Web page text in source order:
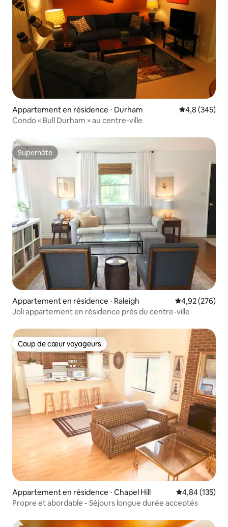
Appartement en résidence ⋅ Durham Évaluation
4,8 (345)
Condo « Bull Durham » au centre-ville
Superhôte
Superhôte
Appartement en résidence ⋅ Raleigh Évaluation
4,92 (276)
Joli appartement en résidence près du centre-ville
Coup de cœur voyageurs
Coup de cœur voyageurs
Appartement en résidence ⋅ Chapel Hill Évaluation
4,84 (135)
Propre et abordable - Séjours longue durée acceptés